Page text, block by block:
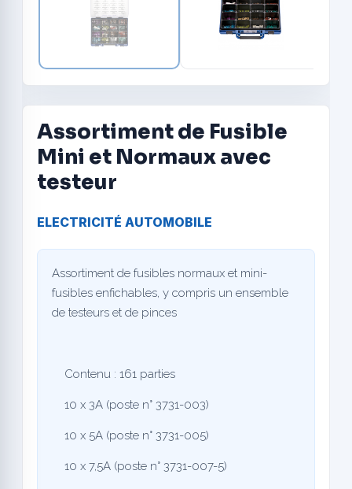
Assortiment de Fusible
Mini et Normaux avec
testeur
ELECTRICITÉ AUTOMOBILE
Assortiment de fusibles normaux et mini-
fusibles enfichables, y compris un ensemble
de testeurs et de pinces
Contenu : 161 parties
10 x 3A (poste n° 3731-003)
10 x 5A (poste n° 3731-005)
10 x 7,5A (poste n° 3731-007-5)